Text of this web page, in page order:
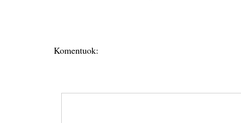
Komentuok: